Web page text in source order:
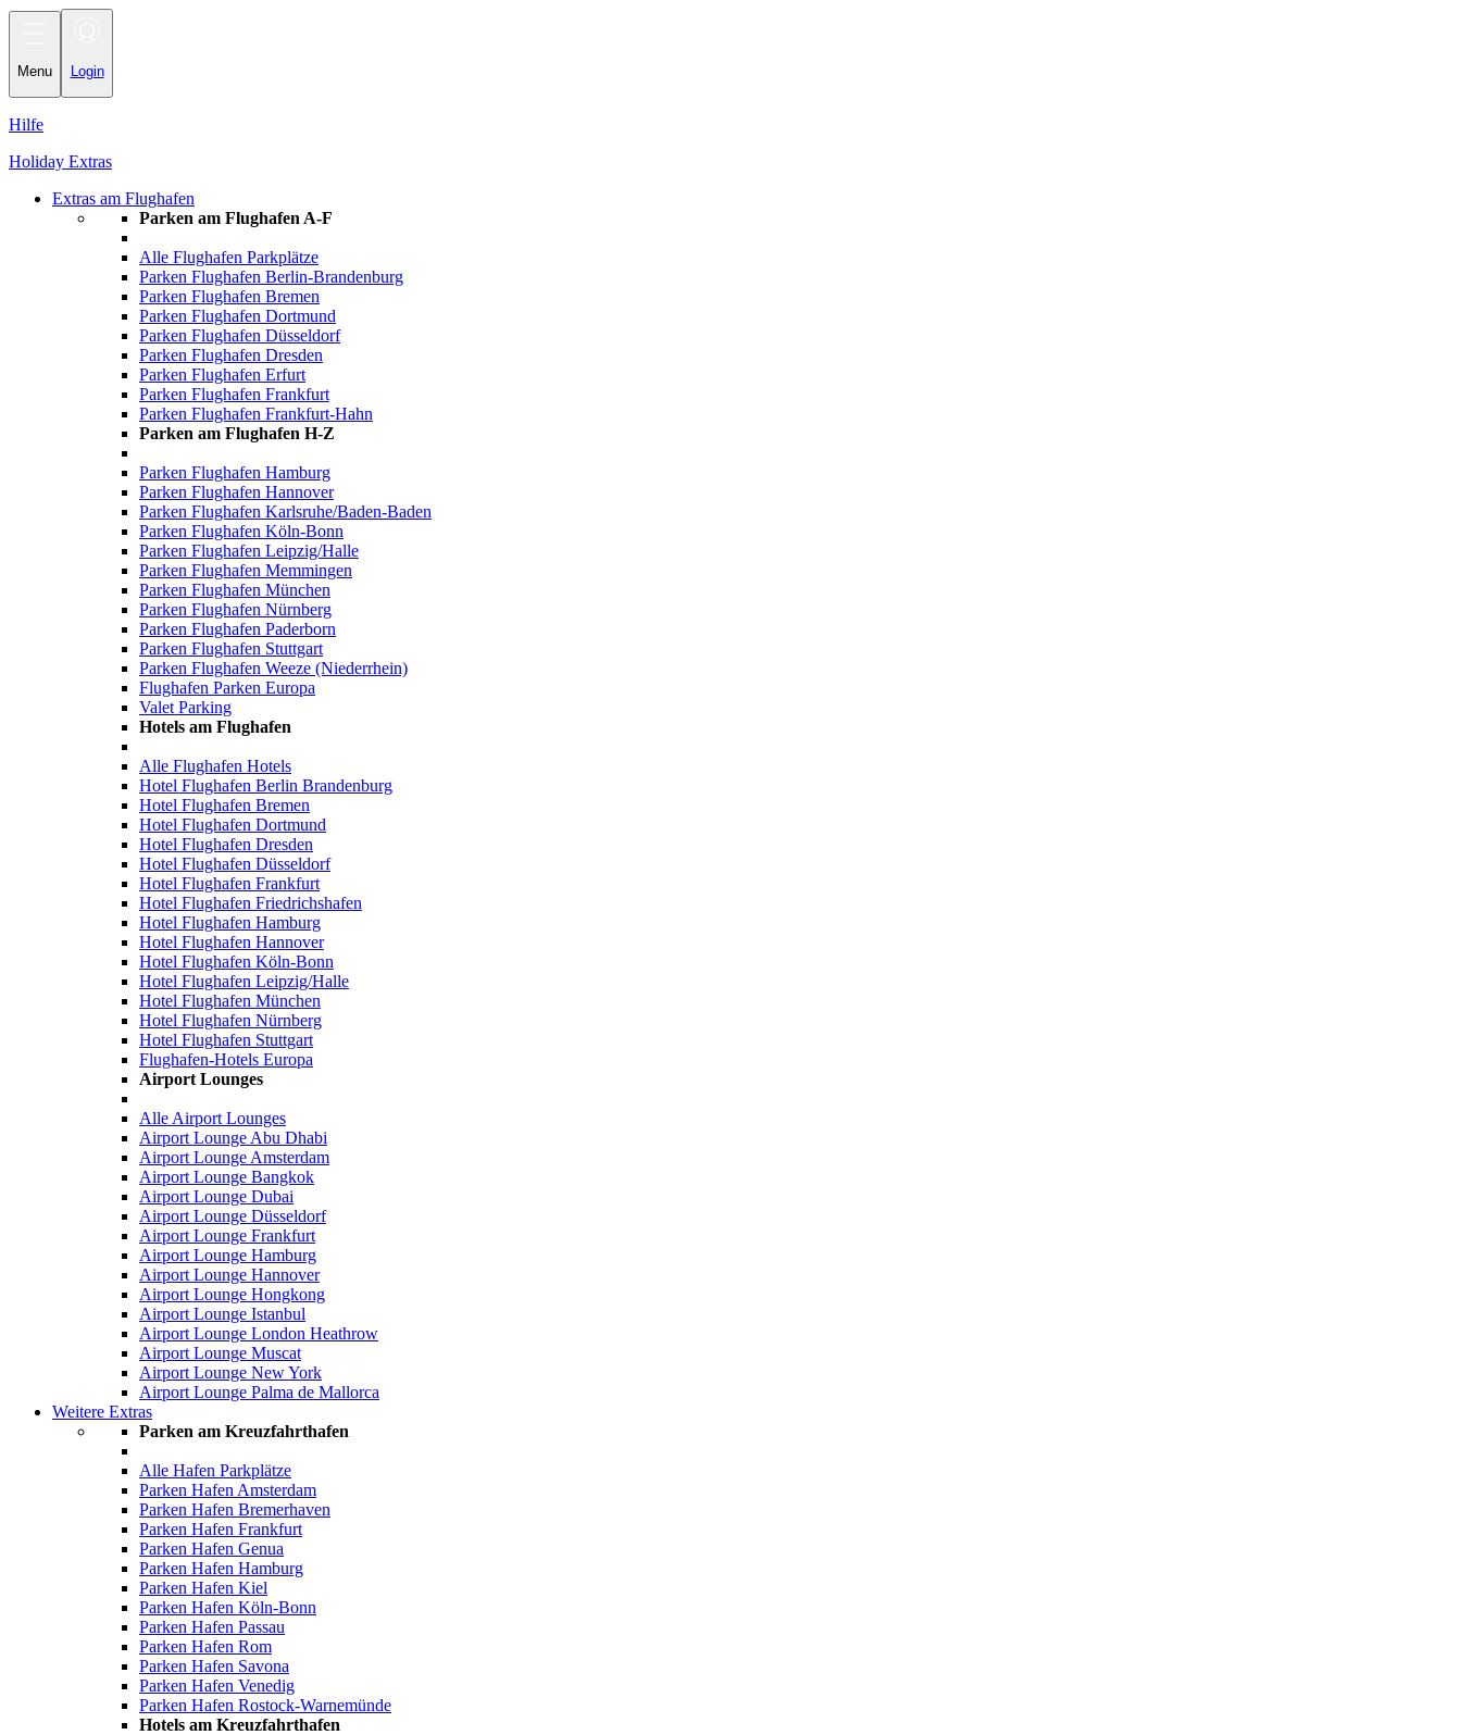
Menu Login
Hilfe
Holiday Extras
Extras am Flughafen
Parken am Flughafen A-F
Alle Flughafen Parkplätze
Parken Flughafen Berlin-Brandenburg
Parken Flughafen Bremen
Parken Flughafen Dortmund
Parken Flughafen Düsseldorf
Parken Flughafen Dresden
Parken Flughafen Erfurt
Parken Flughafen Frankfurt
Parken Flughafen Frankfurt-Hahn
Parken am Flughafen H-Z
Parken Flughafen Hamburg
Parken Flughafen Hannover
Parken Flughafen Karlsruhe/Baden-Baden
Parken Flughafen Köln-Bonn
Parken Flughafen Leipzig/Halle
Parken Flughafen Memmingen
Parken Flughafen München
Parken Flughafen Nürnberg
Parken Flughafen Paderborn
Parken Flughafen Stuttgart
Parken Flughafen Weeze (Niederrhein)
Flughafen Parken Europa
Valet Parking
Hotels am Flughafen
Alle Flughafen Hotels
Hotel Flughafen Berlin Brandenburg
Hotel Flughafen Bremen
Hotel Flughafen Dortmund
Hotel Flughafen Dresden
Hotel Flughafen Düsseldorf
Hotel Flughafen Frankfurt
Hotel Flughafen Friedrichshafen
Hotel Flughafen Hamburg
Hotel Flughafen Hannover
Hotel Flughafen Köln-Bonn
Hotel Flughafen Leipzig/Halle
Hotel Flughafen München
Hotel Flughafen Nürnberg
Hotel Flughafen Stuttgart
Flughafen-Hotels Europa
Airport Lounges
Alle Airport Lounges
Airport Lounge Abu Dhabi
Airport Lounge Amsterdam
Airport Lounge Bangkok
Airport Lounge Dubai
Airport Lounge Düsseldorf
Airport Lounge Frankfurt
Airport Lounge Hamburg
Airport Lounge Hannover
Airport Lounge Hongkong
Airport Lounge Istanbul
Airport Lounge London Heathrow
Airport Lounge Muscat
Airport Lounge New York
Airport Lounge Palma de Mallorca
Weitere Extras
Parken am Kreuzfahrthafen
Alle Hafen Parkplätze
Parken Hafen Amsterdam
Parken Hafen Bremerhaven
Parken Hafen Frankfurt
Parken Hafen Genua
Parken Hafen Hamburg
Parken Hafen Kiel
Parken Hafen Köln-Bonn
Parken Hafen Passau
Parken Hafen Rom
Parken Hafen Savona
Parken Hafen Venedig
Parken Hafen Rostock-Warnemünde
Hotels am Kreuzfahrthafen